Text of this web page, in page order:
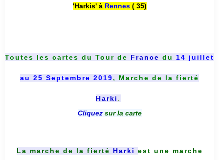
'Harkis' à Rennes( 35)
Toutes les cartes du Tour de France du 14 juillet
au 25 Septembre 2019, Marche de la fierté
Harki
Cliquez sur la carte
La marche de la fierté Harki est une marche